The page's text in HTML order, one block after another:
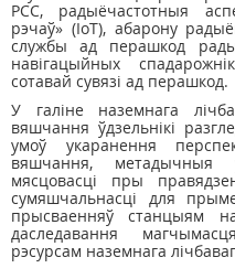
РСС, радыёчастотныя
рэчаў» (IoT), абарону
службы ад перашкод
навігацыйных
сотавай сувязі ад перашкод.
У галіне наземнага
вяшчання ўдзельнікі
умоў укаранення
вяшчання, метадычныя
мясцовасці пры
сумяшчальнасці для
прысваенняў станцыям
даследавання
рэсурсам наземнага